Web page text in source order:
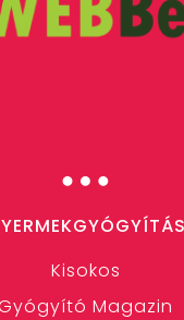
…
Kisokos
Magazin